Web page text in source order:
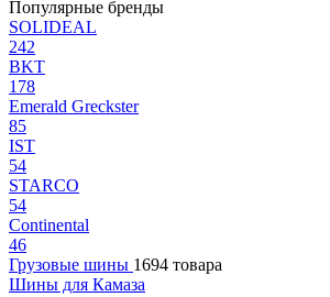
Популярные бренды
SOLIDEAL
242
BKT
178
Emerald Greckster
85
IST
54
STARCO
54
Continental
46
Грузовые шины 1694 товара
Шины для Камаза